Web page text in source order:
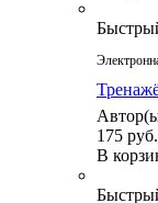
175 руб.
В